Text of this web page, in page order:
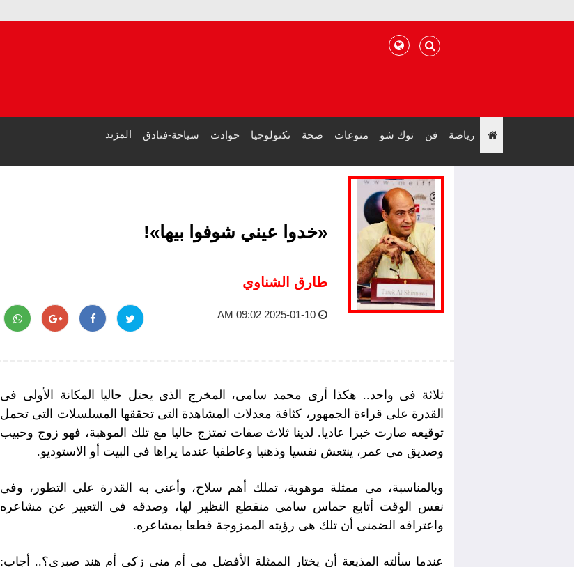
رياضة فن توك شو منوعات صحة تكنولوجيا حوادث سياحة-فنادق المزيد
«خدوا عيني شوفوا بيها»!
طارق الشناوي
2025-01-10 09:02 AM
ثلاثة فى واحد.. هكذا أرى محمد سامى، المخرج الذى يحتل حاليا المكانة الأولى فى
القدرة على قراءة الجمهور، كثافة معدلات المشاهدة التى تحققها المسلسلات التى تحمل
توقيعه صارت خبرا عاديا. لدينا ثلاث صفات تمتزج حاليا مع تلك الموهبة، فهو زوج وحبيب
وصديق مى عمر، ينتعش نفسيا وذهنيا وعاطفيا عندما يراها فى البيت أو الاستوديو.
وبالمناسبة، مى ممثلة موهوبة، تملك أهم سلاح، وأعنى به القدرة على التطور، وفى
نفس الوقت أتابع حماس سامى منقطع النظير لها، وصدقه فى التعبير عن مشاعره
واعترافه الضمنى أن تلك هى رؤيته الممزوجة قطعا بمشاعره.
عندما سألته المذيعة أن يختار الممثلة الأفضل مى أم منى زكى أم هند صبرى؟.. أجاب: